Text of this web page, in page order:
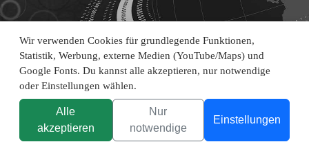
Wir verwenden Cookies für grundlegende Funktionen,
Statistik, Werbung, externe Medien (YouTube/Maps) und
Google Fonts. Du kannst alle akzeptieren, nur notwendige
oder Einstellungen wählen.
Alle
akzeptieren
Nur
notwendige
Einstellungen